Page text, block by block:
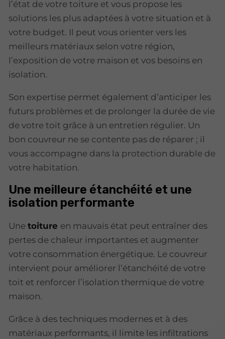
l’état de votre toiture et vous propose les
solutions les plus adaptées à votre situation et à
votre budget. Il peut vous orienter vers les
meilleurs matériaux selon votre région,
l’exposition de votre maison et vos besoins en
isolation.
Son expertise permet également d’anticiper les
futurs problèmes et de prolonger la durée de vie
de votre toit grâce à un entretien régulier. Un
bon couvreur ne se contente pas de réparer ; il
vous accompagne dans la protection durable de
votre habitation.
Une meilleure étanchéité et une
isolation performante
Une toiture en mauvais état peut entraîner des
pertes de chaleur importantes et augmenter
votre consommation énergétique. Le couvreur
intervient pour améliorer l’étanchéité de votre
toit et renforcer l’isolation thermique de votre
maison.
Grâce à des techniques modernes et à des
matériaux performants, il limite les infiltrations